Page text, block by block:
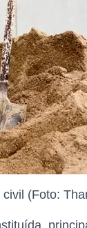
(Foto: